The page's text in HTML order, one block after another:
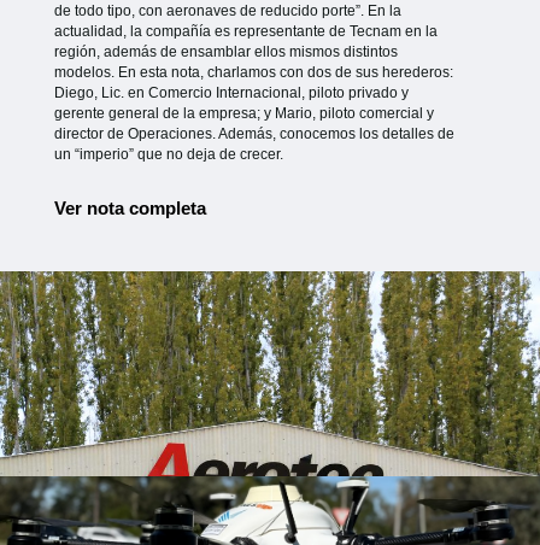
de todo tipo, con aeronaves de reducido porte”. En la
actualidad, la compañía es representante de Tecnam en la
región, además de ensamblar ellos mismos distintos
modelos. En esta nota, charlamos con dos de sus herederos:
Diego, Lic. en Comercio Internacional, piloto privado y
gerente general de la empresa; y Mario, piloto comercial y
director de Operaciones. Además, conocemos los detalles de
un “imperio” que no deja de crecer.
Ver nota completa